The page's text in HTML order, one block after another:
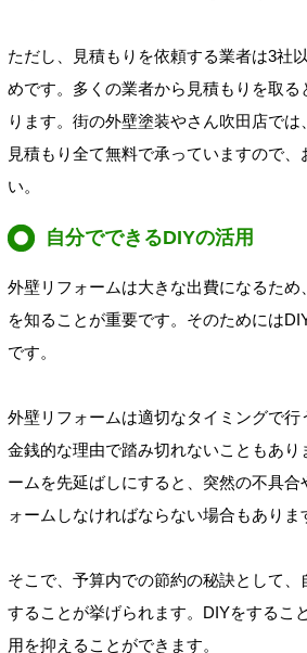
ただし、見積もりを依頼する業者は3社
めです。多くの業者から見積もりを取る
ります。街の外壁塗装やさん吹田店では
見積もり全て無料で承っていますので、
い。
自分でできるDIYの活用
外壁リフォームは大きな出費になるた
を知ることが重要です。そのためには
です。
外壁リフォームは適切なタイミングで行
金銭的な理由で踏み切れないこともあり
ームを先延ばしにすると、突然の不具合
ォームしなければならない場合もありま
そこで、予算内での節約の秘訣として
することが挙げられます。DIYをするこ
用を抑えることができます。